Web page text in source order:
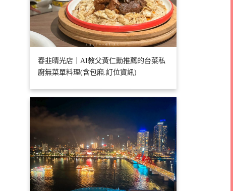
春韭晴光店｜AI教父黃仁勳推薦的台菜私
廚無菜單料理(含包廂.訂位資訊)